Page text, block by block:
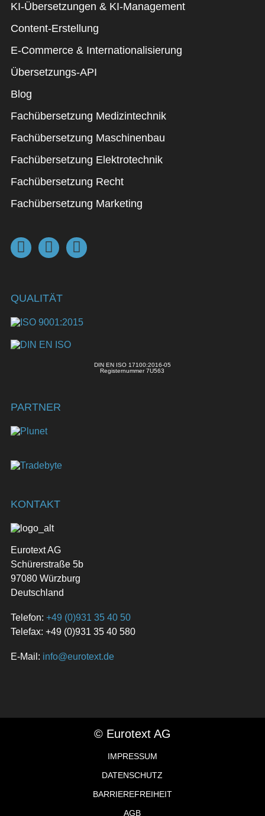
KI-Übersetzungen & KI-Management
Content-Erstellung
E-Commerce & Internationalisierung
Übersetzungs-API
Blog
Fachübersetzung Medizintechnik
Fachübersetzung Maschinenbau
Fachübersetzung Elektrotechnik
Fachübersetzung Recht
Fachübersetzung Marketing
QUALITÄT
DIN EN ISO 17100:2016-05
Registernummer 7U563
PARTNER
KONTAKT
Eurotext AG
Schürerstraße 5b
97080 Würzburg
Deutschland
Telefon: +49 (0)931 35 40 50
Telefax: +49 (0)931 35 40 580
E-Mail: info@eurotext.de
© Eurotext AG
IMPRESSUM
DATENSCHUTZ
BARRIEREFREIHEIT
AGB